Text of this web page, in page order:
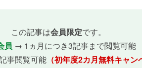
この記事は会員限定です。
員 → 1ヵ月につき3記事まで閲覧可能
事閲覧可能（初年度2カ月無料キャン